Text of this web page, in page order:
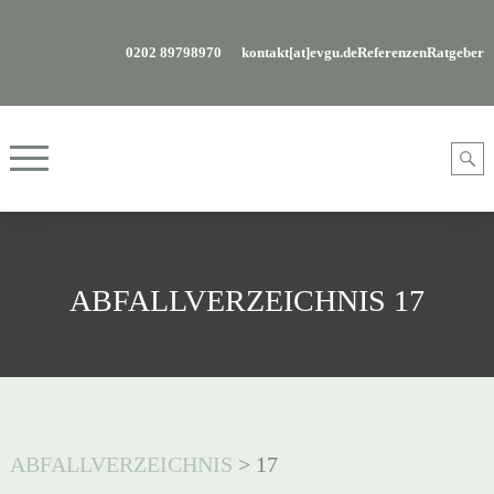
0202 89798970 kontakt[at]evgu.deReferenzenRatgeber
ABFALLVERZEICHNIS 17
ABFALLVERZEICHNIS > 17